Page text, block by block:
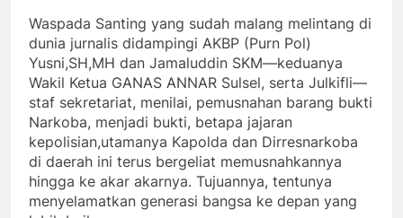
Waspada Santing yang sudah malang melintang di
dunia jurnalis didampingi AKBP (Purn Pol)
Yusni,SH,MH dan Jamaluddin SKM—keduanya
Wakil Ketua GANAS ANNAR Sulsel, serta Julkifli—
staf sekretariat, menilai, pemusnahan barang bukti
Narkoba, menjadi bukti, betapa jajaran
kepolisian,utamanya Kapolda dan Dirresnarkoba
di daerah ini terus bergeliat memusnahkannya
hingga ke akar akarnya. Tujuannya, tentunya
menyelamatkan generasi bangsa ke depan yang